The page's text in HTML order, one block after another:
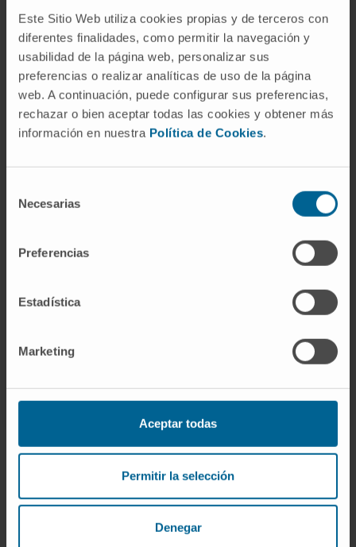
Este Sitio Web utiliza cookies propias y de terceros con
diferentes finalidades, como permitir la navegación y
usabilidad de la página web, personalizar sus
preferencias o realizar analíticas de uso de la página
web. A continuación, puede configurar sus preferencias,
rechazar o bien aceptar todas las cookies y obtener más
información en nuestra Política de Cookies.
Necesarias
Preferencias
Estadística
Marketing
Aceptar todas
Permitir la selección
Denegar
Activité
En recherche
Plus de 20 articles publiés dans des revues
scientifiques nationales et internationales.
Coautrice de plus de 10 chapitres de livres
Rejoignez notre communauté !
S’ABONNER